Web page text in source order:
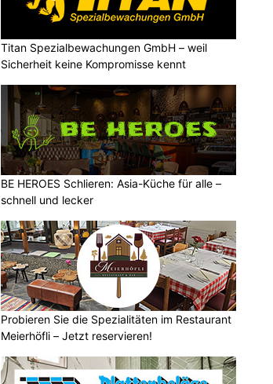
Titan Spezialbewachungen GmbH – weil
Sicherheit keine Kompromisse kennt
BE HEROES Schlieren: Asia-Küche für alle –
schnell und lecker
Probieren Sie die Spezialitäten im Restaurant
Meierhöfli – Jetzt reservieren!